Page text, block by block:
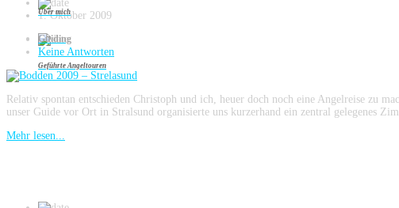
Über mich
Guiding
Geführte Angeltouren
1. Oktober 2009
Keine Antworten
Relativ spontan entschieden Christoph und ich, heuer doch noch eine Angelreise zu
unser Guide vor Ort in Stralsund organisierte uns kurzerhand ein zentral gelegenes
Mehr lesen...